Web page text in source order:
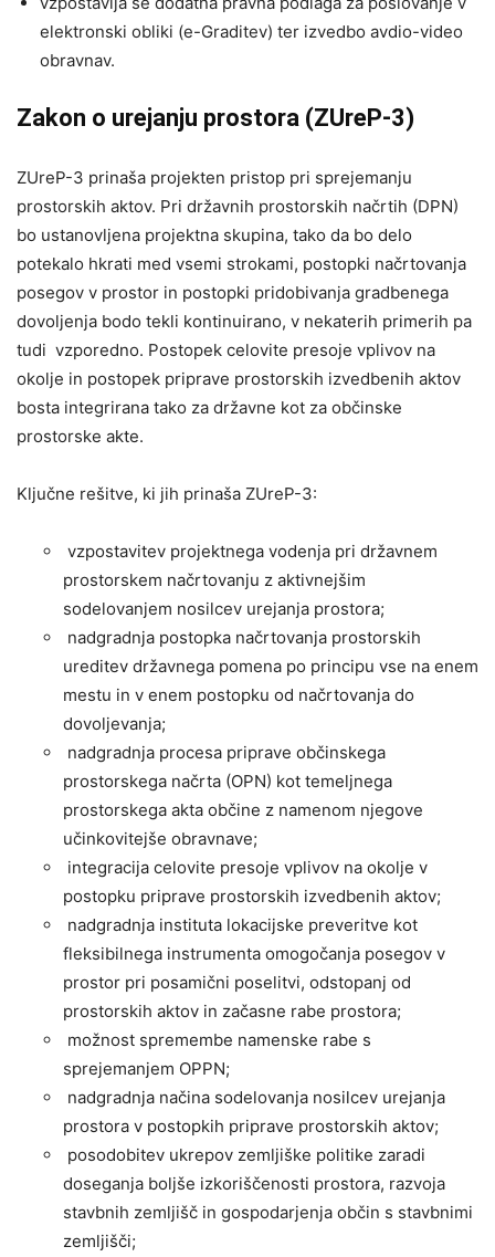
elektronski obliki (e-Graditev) ter izvedbo avdio-video
obravnav.
Zakon o urejanju prostora (ZUreP-3)
ZUreP-3 prinaša projekten pristop pri sprejemanju
prostorskih aktov. Pri državnih prostorskih načrtih (DPN)
bo ustanovljena projektna skupina, tako da bo delo
potekalo hkrati med vsemi strokami, postopki načrtovanja
posegov v prostor in postopki pridobivanja gradbenega
dovoljenja bodo tekli kontinuirano, v nekaterih primerih pa
tudi vzporedno. Postopek celovite presoje vplivov na
okolje in postopek priprave prostorskih izvedbenih aktov
bosta integrirana tako za državne kot za občinske
prostorske akte.
Ključne rešitve, ki jih prinaša ZUreP-3:
vzpostavitev projektnega vodenja pri državnem
prostorskem načrtovanju z aktivnejšim
sodelovanjem nosilcev urejanja prostora;
nadgradnja postopka načrtovanja prostorskih
ureditev državnega pomena po principu vse na enem
mestu in v enem postopku od načrtovanja do
dovoljevanja;
nadgradnja procesa priprave občinskega
prostorskega načrta (OPN) kot temeljnega
prostorskega akta občine z namenom njegove
učinkovitejše obravnave;
integracija celovite presoje vplivov na okolje v
postopku priprave prostorskih izvedbenih aktov;
nadgradnja instituta lokacijske preveritve kot
fleksibilnega instrumenta omogočanja posegov v
prostor pri posamični poselitvi, odstopanj od
prostorskih aktov in začasne rabe prostora;
možnost spremembe namenske rabe s
sprejemanjem OPPN;
nadgradnja načina sodelovanja nosilcev urejanja
prostora v postopkih priprave prostorskih aktov;
posodobitev ukrepov zemljiške politike zaradi
doseganja boljše izkoriščenosti prostora, razvoja
stavbnih zemljišč in gospodarjenja občin s stavbnimi
zemljišči;